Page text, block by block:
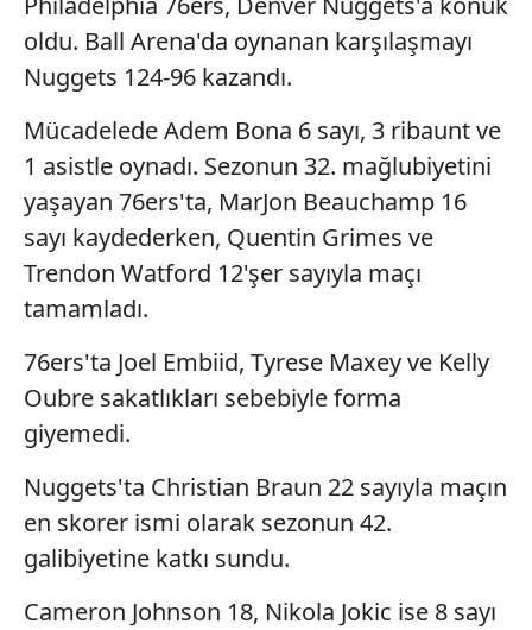
oldu. Ball Arena'da oynanan karşılaşmayı
Nuggets 124-96 kazandı.
Mücadelede Adem Bona 6 sayı, 3 ribaunt ve
1 asistle oynadı. Sezonun 32. mağlubiyetini
yaşayan 76ers'ta, MarJon Beauchamp 16
sayı kaydederken, Quentin Grimes ve
Trendon Watford 12'şer sayıyla maçı
tamamladı.
76ers'ta Joel Embiid, Tyrese Maxey ve Kelly
Oubre sakatlıkları sebebiyle forma
giyemedi.
Nuggets'ta Christian Braun 22 sayıyla maçın
en skorer ismi olarak sezonun 42.
galibiyetine katkı sundu.
Cameron Johnson 18, Nikola Jokic ise 8 sayı